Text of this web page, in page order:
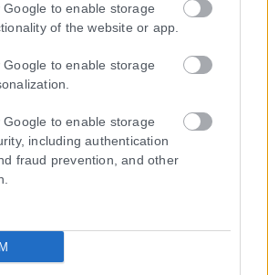
Google to enable storage
of the website or app.
Google to enable storage
Google to enable storage
including authentication
fraud prevention, and other
262048